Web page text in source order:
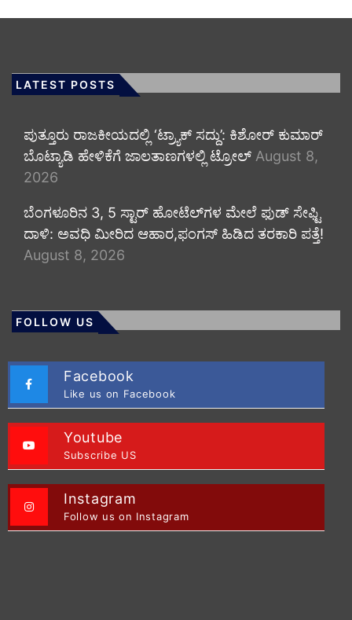
LATEST POSTS
ಪುತ್ತೂರು ರಾಜಕೀಯದಲ್ಲಿ ‘ಟ್ರ್ಯಾಕ್ ಸದ್ದು’: ಕಿಶೋರ್ ಕುಮಾರ್
ಬೊಟ್ಯಾಡಿ ಹೇಳಿಕೆಗೆ ಜಾಲತಾಣಗಳಲ್ಲಿ ಟ್ರೋಲ್ August 8,
2026
​ಬೆಂಗಳೂರಿನ 3, 5 ಸ್ಟಾರ್ ಹೋಟೆಲ್‌ಗಳ ಮೇಲೆ ಫುಡ್ ಸೇಫ್ಟಿ
ದಾಳಿ: ಅವಧಿ ಮೀರಿದ ಆಹಾರ,ಫಂಗಸ್ ಹಿಡಿದ ತರಕಾರಿ ಪತ್ತೆ!
August 8, 2026
FOLLOW US
Facebook
Like us on Facebook
Youtube
Subscribe US
Instagram
Follow us on Instagram